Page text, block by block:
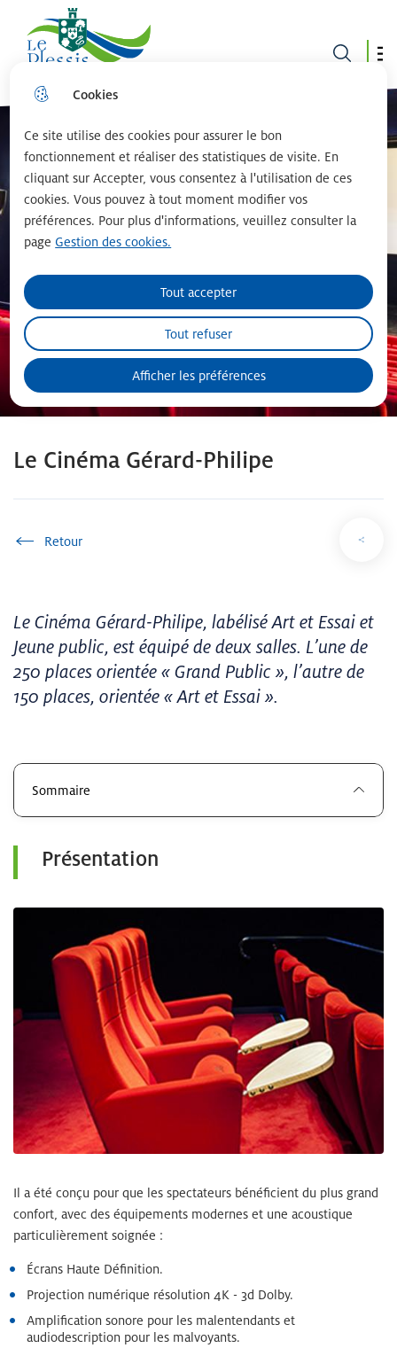
Cookies
Ce site utilise des cookies pour assurer le bon
fonctionnement et réaliser des statistiques de visite. En
cliquant sur Accepter, vous consentez à l'utilisation de ces
cookies. Vous pouvez à tout moment modifier vos
préférences. Pour plus d'informations, veuillez consulter la
page Gestion des cookies.
Afficher les préférences
Tout accepter
Tout refuser
Aller
menu
principal
Le plessis robinson
Le Cinéma Gérard-Philipe
Accueil
Le Cinéma Gérard-Philipe, labélisé Art et Essai et
Jeune public, est équipé de deux salles. L’une de
250 places orientée « Grand Public », l’autre de
150 places, orientée « Art et Essai ».
Sommaire
Présentation
Il a été conçu pour que les spectateurs bénéficient du plus grand
confort, avec des équipements modernes et une acoustique
particulièrement soignée :
Écrans Haute Définition.
Projection numérique résolution 4K - 3d Dolby.
Amplification sonore pour les malentendants et
audiodescription pour les malvoyants.